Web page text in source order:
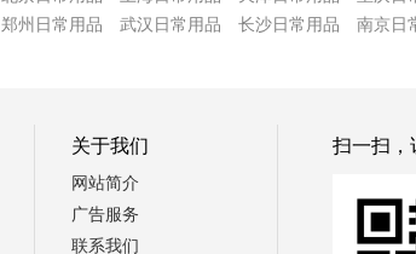
郑州日常用品
武汉日常用品 长沙日常用品 南京日
关于我们
网站简介
广告服务
联系我们
扫一扫，